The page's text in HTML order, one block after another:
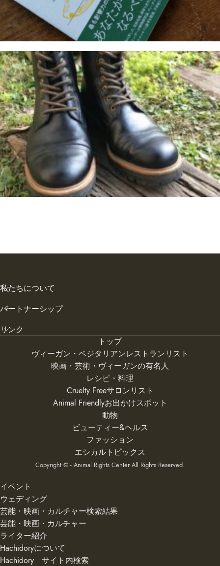
私たちについて
パートナーシップ
リンク
トップ
ヴィーガン・ベジタリアンレストランリスト
映画・芸術・ヴィーガンの有名人
レシピ・料理
Cruelty Freeサロンリスト
Animal Friendlyお出かけスポット
動物
ビューティー&ヘルス
ファッション
エシカルトピックス
Copyright © - Animal Rights Center All Rights Reserved.
イベント
ウェディング
芸能・映画・カルチャー検索結果
芸能・映画・カルチャー
ライター紹介
Hachidoryについて
Hachidory サイト内検索